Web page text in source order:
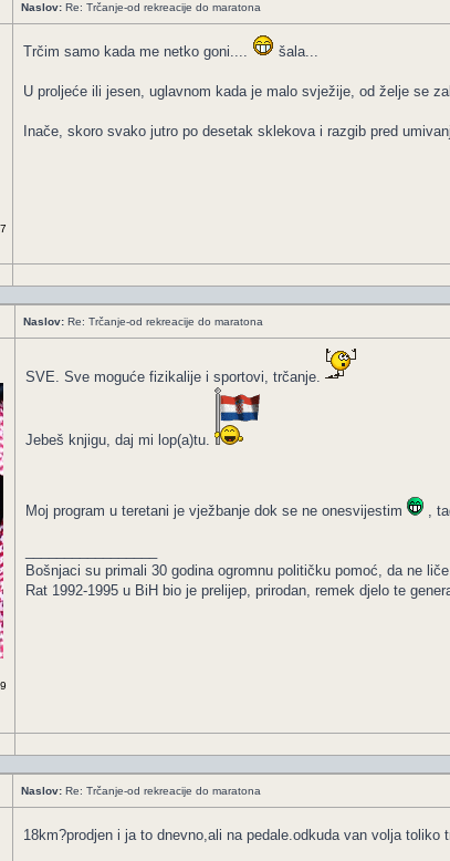
Naslov: Re: Trčanje-od rekreacije do maratona
Trčim samo kada me netko goni.... šala...
U proljeće ili jesen, uglavnom kada je malo svježije, od želje se
Inače, skoro svako jutro po desetak sklekova i razgib pred
Naslov: Re: Trčanje-od rekreacije do maratona
SVE. Sve moguće fizikalije i sportovi, trčanje.
Jebeš knjigu, daj mi lop(a)tu.
Moj program u teretani je vježbanje dok se ne onesvijestim ,
Bošnjaci su primali 30 godina ogromnu političku pomoć, da ne
Rat 1992-1995 u BiH bio je prelijep, prirodan, remek djelo te
Naslov: Re: Trčanje-od rekreacije do maratona
18km?prodjen i ja to dnevno,ali na pedale.odkuda van volja